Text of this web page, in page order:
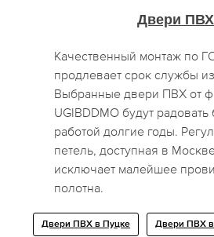
Двери ПВХ
Качественный монтаж по
продлевает срок службы
Выбранные двери ПВХ от
UGIBDDMO будут
работой долгие годы.
петель, доступная в
исключает малейшее
полотна.
Двери ПВХ в Пуцке Двери ПВХ в